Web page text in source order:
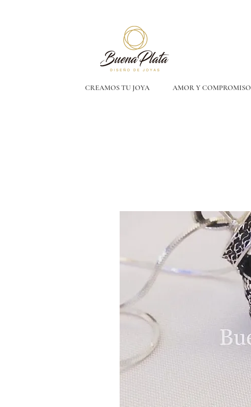
CREAMOS TU JOYA AMOR Y COMPROMISO